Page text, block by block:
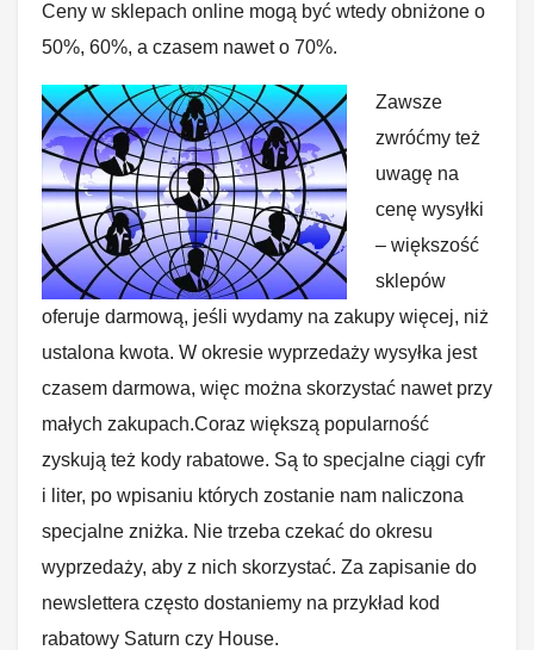
Ceny w sklepach online mogą być wtedy obniżone o
50%, 60%, a czasem nawet o 70%.
Zawsze
zwróćmy też
uwagę na
cenę wysyłki
– większość
sklepów
oferuje darmową, jeśli wydamy na zakupy więcej, niż
ustalona kwota. W okresie wyprzedaży wysyłka jest
czasem darmowa, więc można skorzystać nawet przy
małych zakupach.Coraz większą popularność
zyskują też kody rabatowe. Są to specjalne ciągi cyfr
i liter, po wpisaniu których zostanie nam naliczona
specjalne zniżka. Nie trzeba czekać do okresu
wyprzedaży, aby z nich skorzystać. Za zapisanie do
newslettera często dostaniemy na przykład kod
rabatowy Saturn czy House.